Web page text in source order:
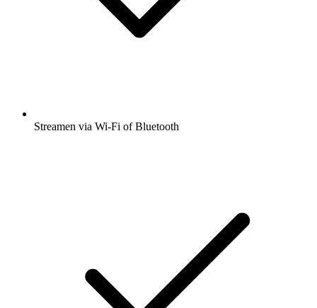
Streamen via Wi-Fi of Bluetooth